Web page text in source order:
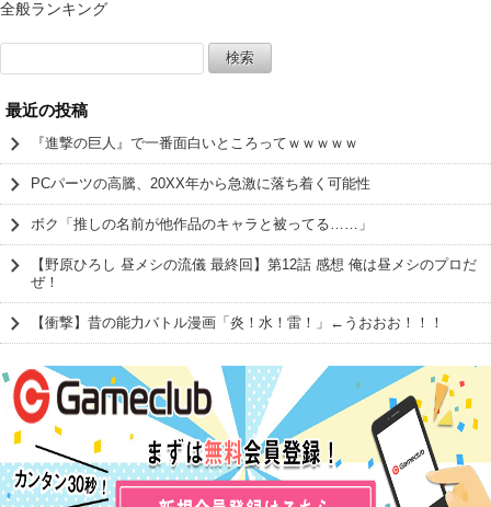
全般ランキング
索:
最近の投稿
『進撃の巨人』で一番面白いところってｗｗｗｗｗ
PCパーツの高騰、20XX年から急激に落ち着く可能性
ボク「推しの名前が他作品のキャラと被ってる……」
【野原ひろし 昼メシの流儀 最終回】第12話 感想 俺は昼メシのプロだ
ぜ！
【衝撃】昔の能力バトル漫画「炎！水！雷！」←うおおお！！！